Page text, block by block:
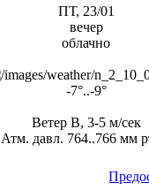
ПТ, 23/01
вечер
облачно
-7°..-9°
Ветер В, 3-5 м/сек
Атм. давл. 764..766 мм